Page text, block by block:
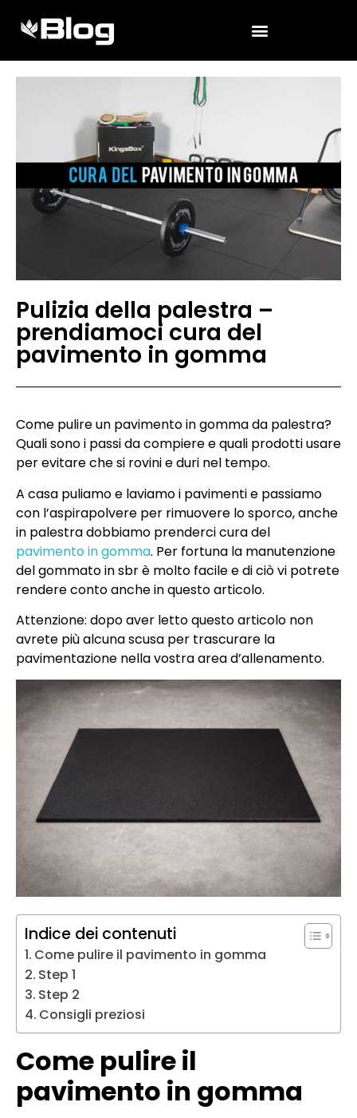
Pulizia della palestra –
prendiamoci cura del
pavimento in gomma
Come pulire un pavimento in gomma da palestra?
Quali sono i passi da compiere e quali prodotti usare
per evitare che si rovini e duri nel tempo.
A casa puliamo e laviamo i pavimenti e passiamo
con l’aspirapolvere per rimuovere lo sporco, anche
in palestra dobbiamo prenderci cura del
pavimento in gomma. Per fortuna la manutenzione
del gommato in sbr è molto facile e di ciò vi potrete
rendere conto anche in questo articolo.
Attenzione: dopo aver letto questo articolo non
avrete più alcuna scusa per trascurare la
pavimentazione nella vostra area d’allenamento.
Indice dei contenuti
Come pulire il pavimento in gomma
Step 1
Step 2
Consigli preziosi
Come pulire il
pavimento in gomma